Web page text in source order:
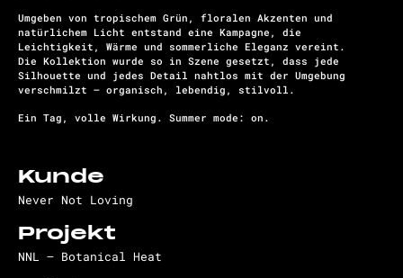
Umgeben von tropischem Grün, floralen Akzenten und
natürlichem Licht entstand eine Kampagne, die
Leichtigkeit, Wärme und sommerliche Eleganz vereint.
Die Kollektion wurde so in Szene gesetzt, dass jede
Silhouette und jedes Detail nahtlos mit der Umgebung
verschmilzt – organisch, lebendig, stilvoll.
Ein Tag, volle Wirkung. Summer mode: on.
Kunde
Never Not Loving
Projekt
NNL – Botanical Heat